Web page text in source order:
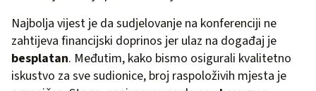
Najbolja vijest je da sudjelovanje na konferenciji ne
zahtijeva financijski doprinos jer ulaz na događaj je
besplatan. Međutim, kako bismo osigurali kvalitetno
iskustvo za sve sudionice, broj raspoloživih mjesta je